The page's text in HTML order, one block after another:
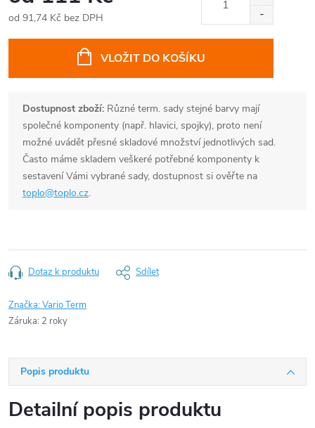
od 91,74 Kč bez DPH
VLOŽIT DO KOŠÍKU
Dostupnost zboží: Různé term. sady stejné barvy mají
společné komponenty (např. hlavici, spojky), proto není
možné uvádět přesné skladové množství jednotlivých sad.
Často máme skladem veškeré potřebné komponenty k
sestavení Vámi vybrané sady, dostupnost si ověřte na
toplo@toplo.cz.
Dotaz k produktu Sdílet
Značka:Vario Term
Záruka: 2 roky
Popis produktu
Detailní popis produktu